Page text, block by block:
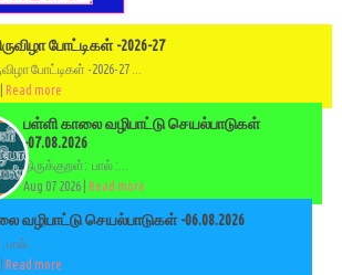
போட்டிகள் -2026-27
போட்டிகள் -2026-27 ...
Read more
பள்ளி காலை வழிபாட்டு செயல்பாடுகள்
-07.08.2026
திருக்குறள்: பால் :...
Aug 07 2026 | Read more
வழிபாட்டு செயல்பாடுகள் -06.08.2026
:...
Read more